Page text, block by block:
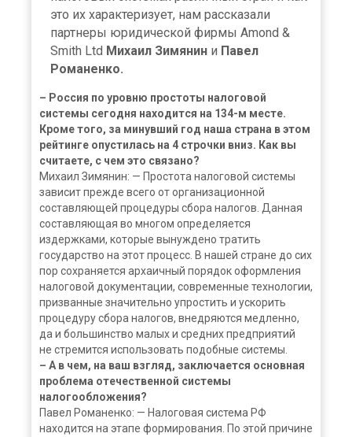
это их характеризует, нам рассказали
партнеры юридической фирмы Amond &
Smith Ltd Михаил Зимянин и Павел
Романенко.
– Россия по уровню простоты налоговой
системы сегодня находится на 134-м месте.
Кроме того, за минувший год наша страна в этом
рейтинге опустилась на 4 строчки вниз. Как вы
считаете, с чем это связано?
Михаил Зимянин: — Простота налоговой системы
зависит прежде всего от организационной
составляющей процедуры сбора налогов. Данная
составляющая во многом определяется
издержками, которые вынуждено тратить
государство на этот процесс. В нашей стране до сих
пор сохраняется архаичный порядок оформления
налоговой документации, современные технологии,
призванные значительно упростить и ускорить
процедуру сбора налогов, внедряются медленно,
да и большинство малых и средних предприятий
не стремится использовать подобные системы.
– А в чем, на ваш взгляд, заключается основная
проблема отечественной системы
налогообложения?
Павел Романенко: — Налоговая система РФ
находится на этапе формирования. По этой причине